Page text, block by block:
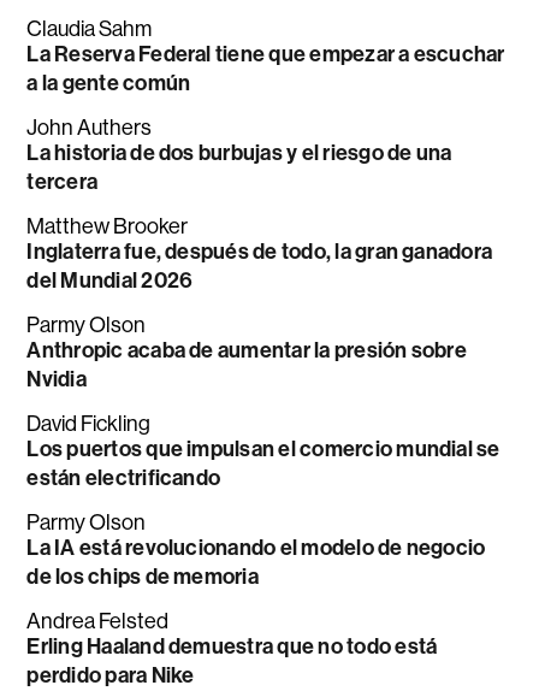
Claudia Sahm
La Reserva Federal tiene que empezar a escuchar
a la gente común
John Authers
La historia de dos burbujas y el riesgo de una
tercera
Matthew Brooker
Inglaterra fue, después de todo, la gran ganadora
del Mundial 2026
Parmy Olson
Anthropic acaba de aumentar la presión sobre
Nvidia
David Fickling
Los puertos que impulsan el comercio mundial se
están electrificando
Parmy Olson
La IA está revolucionando el modelo de negocio
de los chips de memoria
Andrea Felsted
Erling Haaland demuestra que no todo está
perdido para Nike